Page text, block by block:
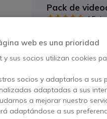
Pack de
4.5
Para
web es una prioridad
sus socios utilizan cookies
socios y adaptarlos a sus
adaptadas a sus
a mejorar nuestro
adaptándose a sus